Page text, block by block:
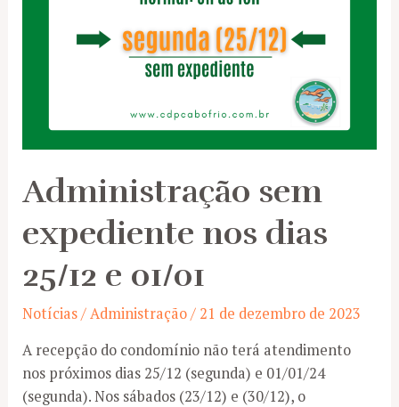
Administração sem
expediente nos dias
25/12 e 01/01
Notícias/Administração/ 21 de dezembro de 2023
A recepção do condomínio não terá atendimento
nos próximos dias 25/12 (segunda) e 01/01/24
(segunda). Nos sábados (23/12) e (30/12), o